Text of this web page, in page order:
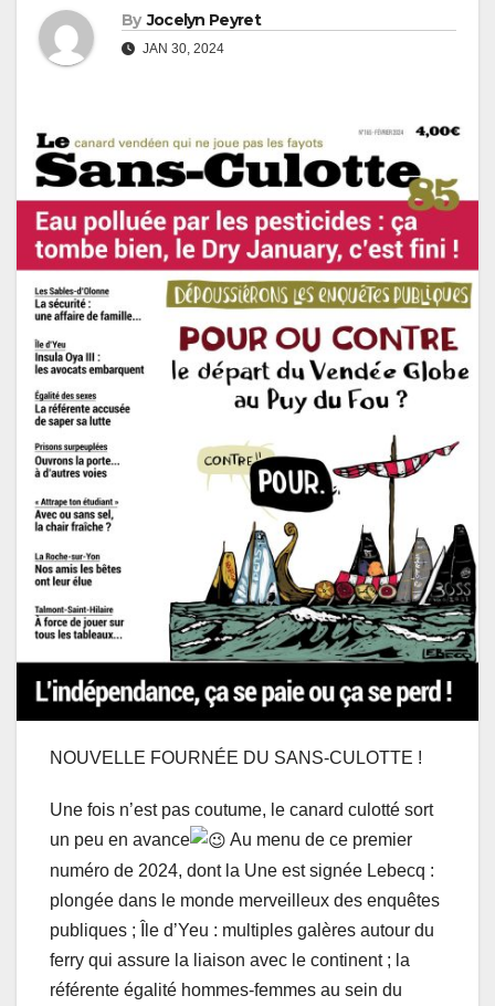
By Jocelyn Peyret
JAN 30, 2024
NOUVELLE FOURNÉE DU SANS-CULOTTE !
Une fois n’est pas coutume, le canard culotté sort
un peu en avance
Au menu de ce premier
numéro de 2024, dont la Une est signée Lebecq :
plongée dans le monde merveilleux des enquêtes
publiques ; Île d’Yeu : multiples galères autour du
ferry qui assure la liaison avec le continent ; la
référente égalité hommes-femmes au sein du